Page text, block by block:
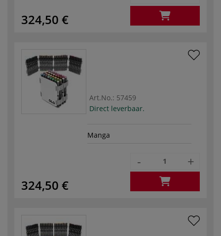
324,50 €
Art.No.: 57459
Direct leverbaar.
Manga
324,50 €
- +